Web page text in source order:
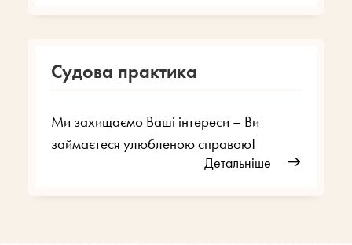
Судова практика
Ми захищаємо Ваші інтереси – Ви
займаєтеся улюбленою справою!
Детальніше